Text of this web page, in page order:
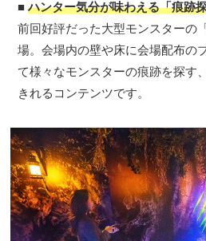
■ハンター気分が味わえる「痕跡
前回好評だった大型モンスターの
場。会場内の壁や床に会場配布の
て様々なモンスターの痕跡を探す
きれるコンテンツです。